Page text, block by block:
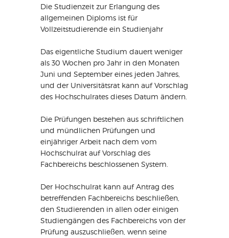
Die Studienzeit zur Erlangung des
allgemeinen Diploms ist für
Vollzeitstudierende ein Studienjahr
Das eigentliche Studium dauert weniger
als 30 Wochen pro Jahr in den Monaten
Juni und September eines jeden Jahres,
und der Universitätsrat kann auf Vorschlag
des Hochschulrates dieses Datum ändern.
Die Prüfungen bestehen aus schriftlichen
und mündlichen Prüfungen und
einjähriger Arbeit nach dem vom
Hochschulrat auf Vorschlag des
Fachbereichs beschlossenen System.
Der Hochschulrat kann auf Antrag des
betreffenden Fachbereichs beschließen,
den Studierenden in allen oder einigen
Studiengängen des Fachbereichs von der
Prüfung auszuschließen, wenn seine